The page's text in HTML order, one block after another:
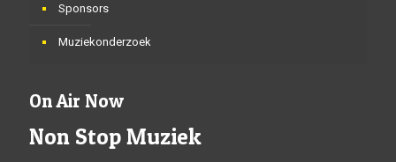
Sponsors
Muziekonderzoek
On Air Now
Non Stop Muziek